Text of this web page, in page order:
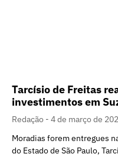
Tarcísio de Freitas
investimentos em
Redação
4 de março de
Moradias forem entregues
do Estado de São Paulo,